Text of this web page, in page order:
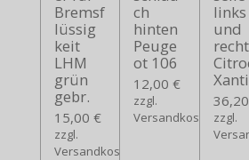
Bremsf
lüssig
keit
LHM
grün
gebr.
15,00 €
zzgl.
Versandkosten
ch
hinten
Peuge
ot 106
12,00 €
zzgl.
Versandkosten
links
und
zzgl.